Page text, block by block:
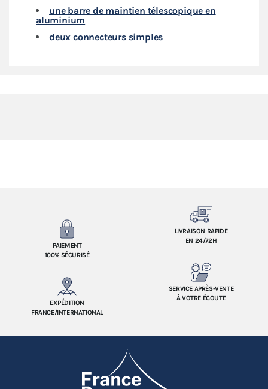
une barre de maintien télescopique en
aluminium
deux connecteurs simples
PAIEMENT
100% SÉCURISÉ
LIVRAISON RAPIDE
EN 24/72H
EXPÉDITION
FRANCE/INTERNATIONAL
SERVICE APRÈS-VENTE
À VOTRE ÉCOUTE